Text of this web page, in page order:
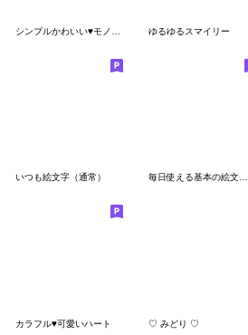
ゆるゆるスマイリー
いつも絵文字（通常） 毎日使える基本の絵文字(3)
カラフル♥️可愛いハート ♡ みどり ♡